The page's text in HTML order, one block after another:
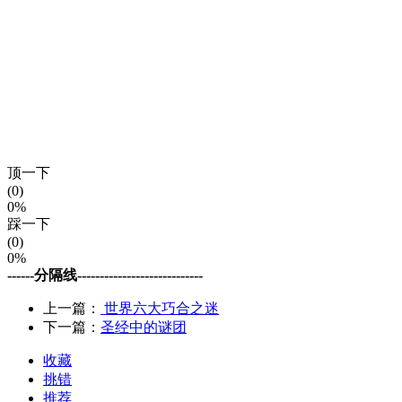
顶一下
(0)
0%
踩一下
(0)
0%
------分隔线----------------------------
上一篇：
世界六大巧合之迷
下一篇： 圣经中的谜团
收藏
挑错
推荐